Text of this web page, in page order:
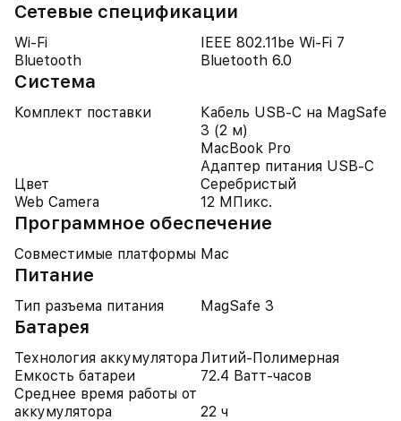
Cетевые спецификации
Wi-Fi
IEEE 802.11be Wi-Fi 7
Bluetooth
Bluetooth 6.0
Система
Комплект поставки
Кабель USB-C на MagSafe
3 (2 м)
MacBook Pro
Адаптер питания USB-C
Цвет
Серебристый
Web Camera
12 МПикс.
Программное обеспечение
Совместимые платформы Mac
Питание
Тип разъема питания MagSafe 3
Батарея
Технология аккумулятора Литий-Полимерная
Емкость батареи
72.4 Ватт-часов
Среднее время работы от
аккумулятора
22 ч